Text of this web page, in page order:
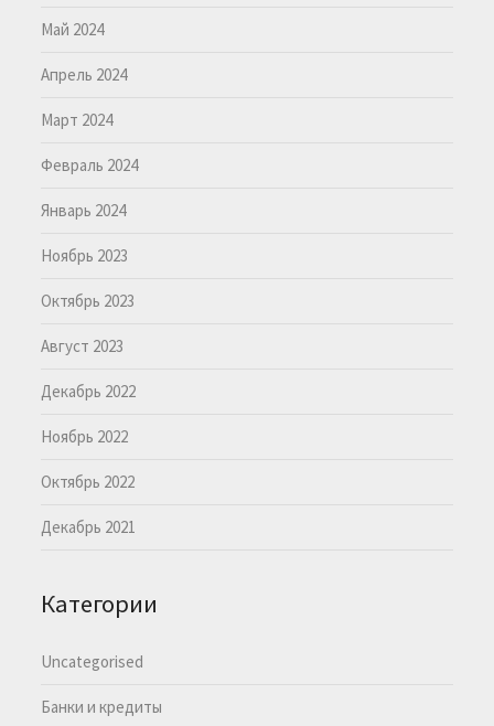
Май 2024
Апрель 2024
Март 2024
Февраль 2024
Январь 2024
Ноябрь 2023
Октябрь 2023
Август 2023
Декабрь 2022
Ноябрь 2022
Октябрь 2022
Декабрь 2021
Категории
Uncategorised
Банки и кредиты